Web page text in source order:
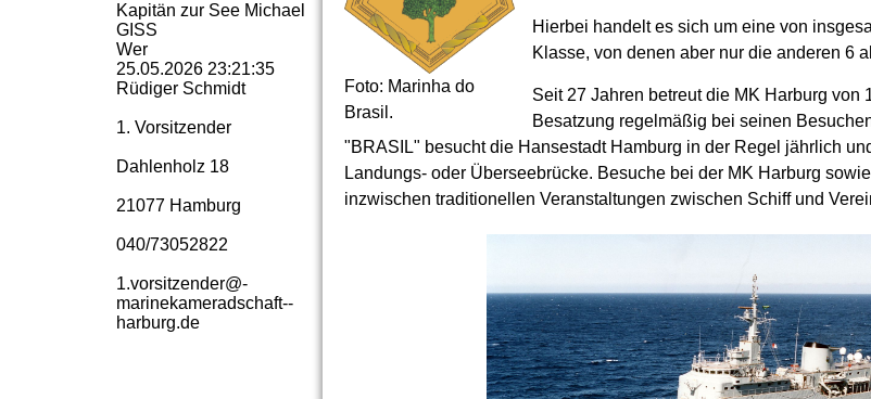
Foto: Marinha do
Brasil.
Hierbei handelt es sich um eine von
Klasse, von denen aber nur die anderen 6
Seit 27 Jahren betreut die MK Harburg von
Besatzung regelmäßig bei seinen
"BRASIL" besucht die Hansestadt Hamburg in der Regel jährlich
Landungs- oder Überseebrücke. Besuche bei der MK Harburg
inzwischen traditionellen Veranstaltungen zwischen Schiff und
Kapitän zur See Michael
GISS
Wer
25.05.2026 23:21:35
Rüdiger Schmidt
1. Vorsitzender
Dahlenholz 18
21077 Hamburg
040/73052822
1.­vorsitzender@­
marinekameradschaft-­
harburg.­de